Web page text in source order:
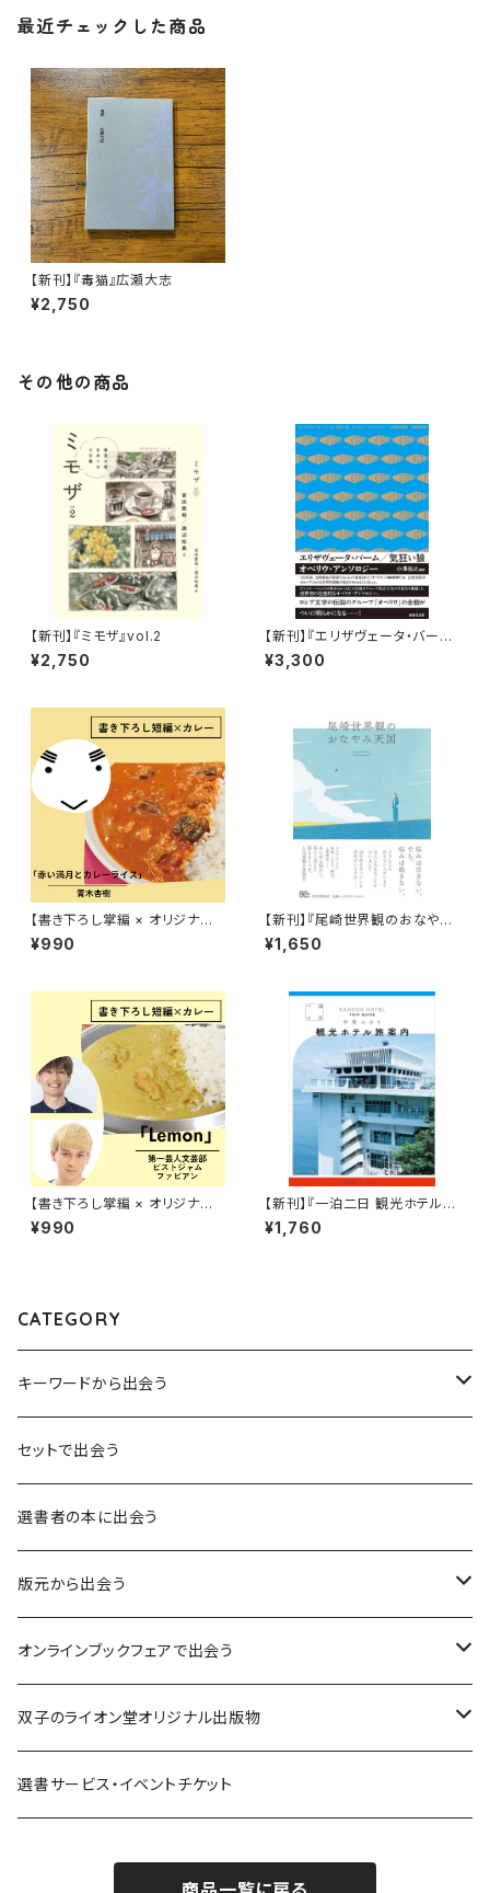
最近チェックした商品
【新刊】『毒猫』広瀬大志
¥2,750
その他の商品
【新刊】『ミモザ』vol.2
¥2,750
【新刊】『エリザヴェータ・バーム
／気狂い狼 オベリウ・アンソロ
ジー』
¥3,300
【書き下ろし掌編 × オリジナル
レトルトカレー】青木杏樹『華麗
に文学をすくう？「赤い満月とカ
¥990
【新刊】『尾崎世界観のおなやみ
天国』尾崎世界観
¥1,650
【書き下ろし掌編 × オリジナル
レトルトカレー】第一芸人文芸
部・ピストジャム＆ファビアン『華
¥990
【新刊】『一泊二日 観光ホテル旅
案内』甲斐みのり
¥1,760
CATEGORY
キーワードから出会う
言葉：思考の種となるもの
異界：日常から離れた視点
意志：自ら進む力
解体：固定観念を壊す
熱源：情熱を呼び起こす
共鳴：他者や世界とつながる
セットで出会う
選書者の本に出会う
版元から出会う
荒蝦夷フェア
クオン
寿郎社
オンラインブックフェアで出会う
本屋発の文芸誌『しししし』フェア！！
韓国文学フェア！！
双子のライオン堂オリジナル出版物
書籍
選書サービス・イベントチケット